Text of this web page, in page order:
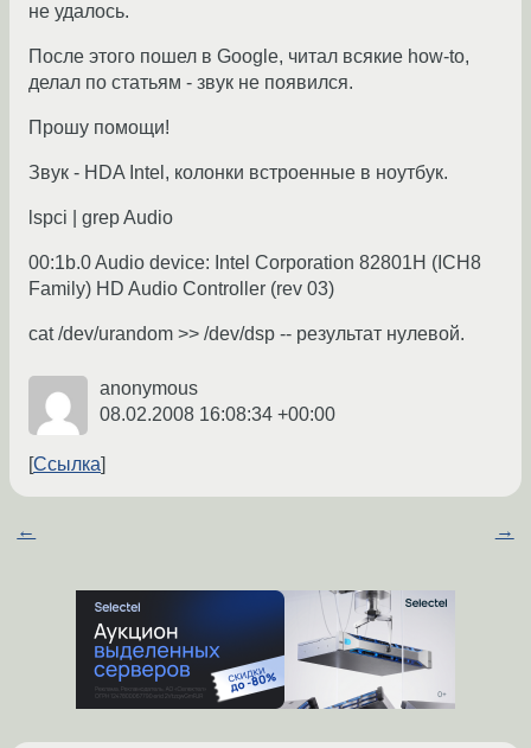
не удалось.
После этого пошел в Google, читал всякие how-to,
делал по статьям - звук не появился.
Прошу помощи!
Звук - HDA Intel, колонки встроенные в ноутбук.
lspci | grep Audio
00:1b.0 Audio device: Intel Corporation 82801H (ICH8
Family) HD Audio Controller (rev 03)
cat /dev/urandom >> /dev/dsp -- результат нулевой.
anonymous
08.02.2008 16:08:34 +00:00
Ссылка
← →